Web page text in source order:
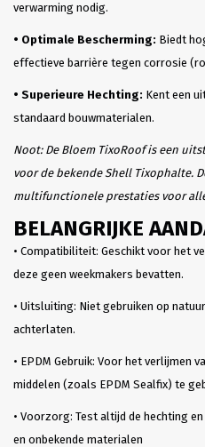
verwarming nodig.
• Optimale Bescherming: Biedt
effectieve barrière tegen corrosie
• Superieure Hechting: Kent een
standaard bouwmaterialen.
Noot: De Bloem TixoRoof is een
voor de bekende Shell Tixophalte.
multifunctionele prestaties voor
BELANGRIJKE
• Compatibiliteit: Geschikt voor het
deze geen weekmakers bevatten.
• Uitsluiting: Niet gebruiken op
achterlaten.
• EPDM Gebruik: Voor het verlijmen
middelen (zoals EPDM Sealfix) te
• Voorzorg: Test altijd de hechting
en onbekende materialen